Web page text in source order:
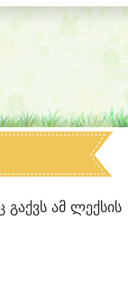
გაქვს ამ ლექსის